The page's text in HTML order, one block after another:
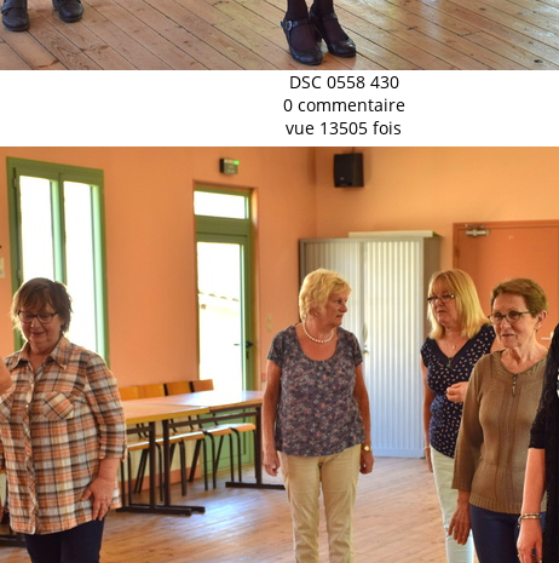
DSC 0558 430
0 commentaire
vue 13505 fois